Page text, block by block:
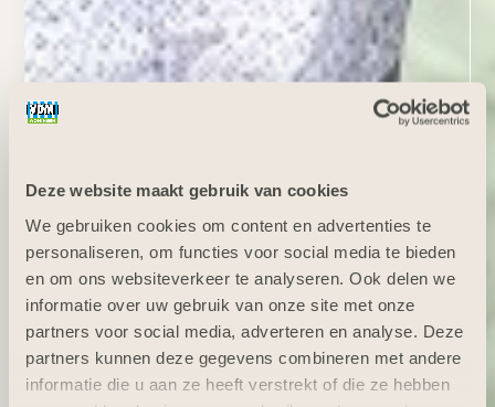
Deze website maakt gebruik van cookies
We gebruiken cookies om content en advertenties te
personaliseren, om functies voor social media te bieden
en om ons websiteverkeer te analyseren. Ook delen we
informatie over uw gebruik van onze site met onze
partners voor social media, adverteren en analyse. Deze
partners kunnen deze gegevens combineren met andere
informatie die u aan ze heeft verstrekt of die ze hebben